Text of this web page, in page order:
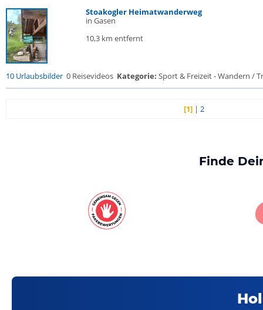
Stoakogler Heimatwanderweg
in Gasen
10,3 km entfernt
10 Urlaubsbilder 0 Reisevideos Kategorie: Sport & Freizeit - Wandern /
[1] |2
Finde